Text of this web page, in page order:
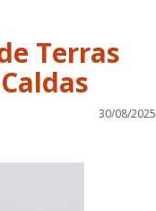
Terras
30/08/2025